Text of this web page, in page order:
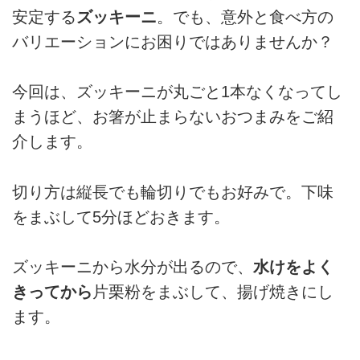
安定する ズッキーニ。でも、意外と食べ方の
バリエーションにお困りではありませんか？
今回は、ズッキーニが丸ごと1本なくなってし
まうほど、お箸が止まらないおつまみをご紹
介します。
切り方は縦長でも輪切りでもお好みで。下味
をまぶして5分ほどおきます。
ズッキーニから水分が出るので、 水けをよく
きってから 片栗粉をまぶして、揚げ焼きにし
ます。